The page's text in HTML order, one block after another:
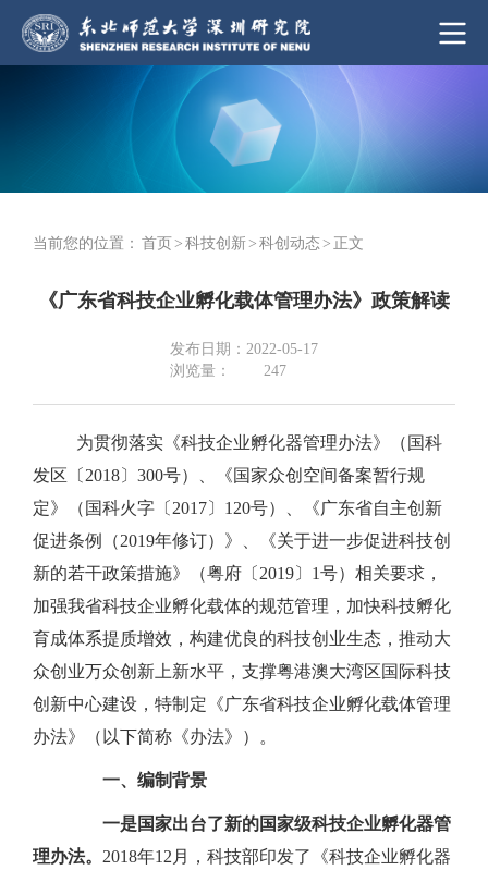
当前您的位置： 首页> 科技创新> 科创动态> 正文
《广东省科技企业孵化载体管理办法》政策解读
发布日期：2022-05-17
浏览量：
247
为贯彻落实《科技企业孵化器管理办法》（国科
发区〔2018〕300号）、《国家众创空间备案暂行规
定》（国科火字〔2017〕120号）、《广东省自主创新
促进条例（2019年修订）》、《关于进一步促进科技创
新的若干政策措施》（粤府〔2019〕1号）相关要求，
加强我省科技企业孵化载体的规范管理，加快科技孵化
育成体系提质增效，构建优良的科技创业生态，推动大
众创业万众创新上新水平，支撑粤港澳大湾区国际科技
创新中心建设，特制定《广东省科技企业孵化载体管理
办法》（以下简称《办法》）。
一、编制背景
一是国家出台了新的国家级科技企业孵化器管
理办法。 2018年12月，科技部印发了《科技企业孵化器